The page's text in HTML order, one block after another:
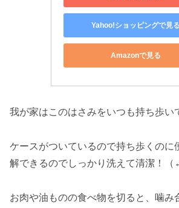
Yahoo!ショッピングで見る
Amazonで見る
我が家はこのはさみをいつも持ち歩い
ケースがついているので持ち歩くのに
解できるのでしっかり洗えて清潔！（
お肉や油ものの食べ物を切ると、噛み